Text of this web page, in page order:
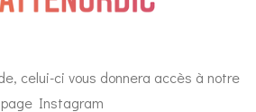
celui-ci vous donnera accès à notre
page Instagram